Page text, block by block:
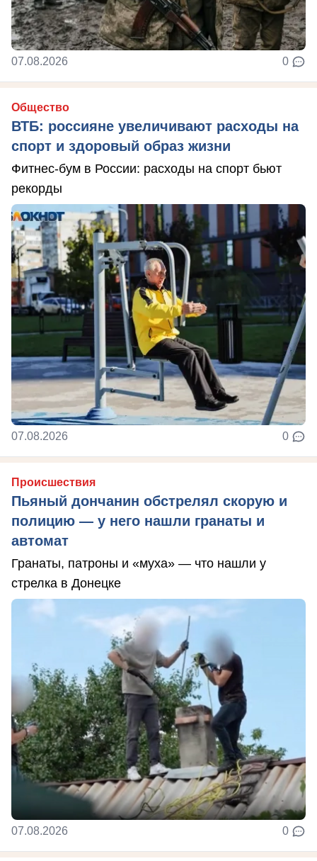
07.08.2026 0
Общество
ВТБ: россияне увеличивают расходы на
спорт и здоровый образ жизни
Фитнес-бум в России: расходы на спорт бьют
рекорды
07.08.2026 0
Происшествия
Пьяный дончанин обстрелял скорую и
полицию — у него нашли гранаты и
автомат
Гранаты, патроны и «муха» — что нашли у
стрелка в Донецке
07.08.2026 0